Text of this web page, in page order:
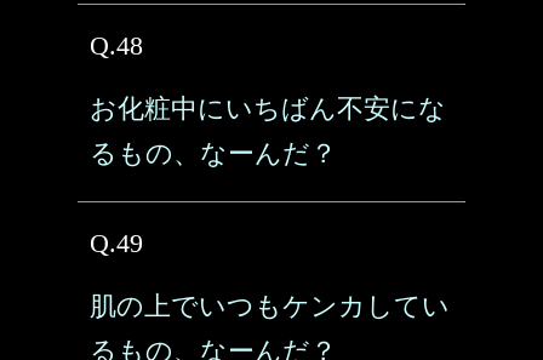
Q.48
お化粧中にいちばん不安にな
るもの、なーんだ？
Q.49
肌の上でいつもケンカしてい
るもの、なーんだ？